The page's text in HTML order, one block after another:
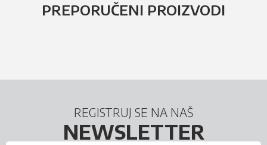
PREPORUČENI PROIZVODI
REGISTRUJ SE NA NAŠ
NEWSLETTER